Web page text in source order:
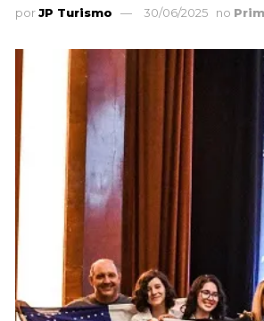
porJP Turismo 30/06/2025 no